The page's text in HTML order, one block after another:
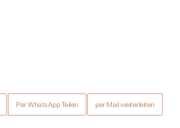
Per WhatsApp Teilen per Mail weiterleiten